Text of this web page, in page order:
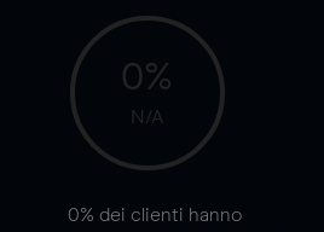
0%
N/A
0% dei clienti hanno